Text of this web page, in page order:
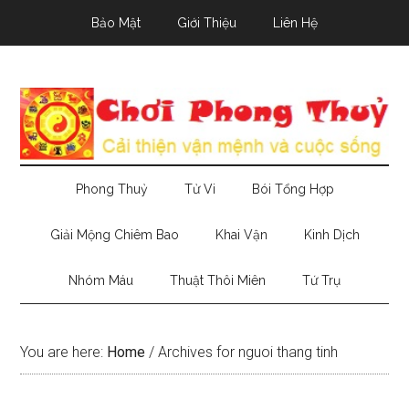
Bảo Mật Giới Thiệu Liên Hệ
Phong Thuỷ Tử Vi Bói Tổng Hợp
Giải Mộng Chiêm Bao Khai Vận Kinh Dịch
Nhóm Máu Thuật Thôi Miên Tứ Trụ
You are here: Home / Archives for nguoi thang tinh